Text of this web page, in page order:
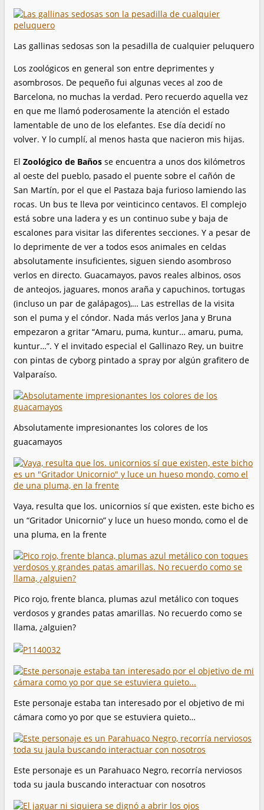
Las gallinas sedosas son la pesadilla de cualquier peluquero
Los zoológicos en general son entre deprimentes y
asombrosos. De pequeño fui algunas veces al zoo de
Barcelona, no muchas la verdad. Pero recuerdo aquella vez
en que me llamó poderosamente la atención el estado
lamentable de uno de los elefantes. Ese día decidí no
volver. Y lo cumplí, al menos hasta que nacieron mis hijas.
El Zoológico de Baños se encuentra a unos dos kilómetros
al oeste del pueblo, pasado el puente sobre el cañón de
San Martín, por el que el Pastaza baja furioso lamiendo las
rocas. Un bus te lleva por veinticinco centavos. El complejo
está sobre una ladera y es un continuo sube y baja de
escalones para visitar las diferentes secciones. Y a pesar de
lo deprimente de ver a todos esos animales en celdas
absolutamente insuficientes, siguen siendo asombroso
verlos en directo. Guacamayos, pavos reales albinos, osos
de anteojos, jaguares, monos araña y capuchinos, tortugas
(incluso un par de galápagos),… Las estrellas de la visita
son el puma y el cóndor. Nada más verlos Jana y Bruna
empezaron a gritar “Amaru, puma, kuntur… amaru, puma,
kuntur…”. Y el invitado especial el Gallinazo Rey, un buitre
con pintas de cyborg pintado a spray por algún grafitero de
Valparaíso.
Absolutamente impresionantes los colores de los
guacamayos
Vaya, resulta que los. unicornios sí que existen, este bicho es
un “Gritador Unicornio” y luce un hueso mondo, como el de
una pluma, en la frente
Pico rojo, frente blanca, plumas azul metálico con toques
verdosos y grandes patas amarillas. No recuerdo como se
llama, ¿alguien?
Este personaje estaba tan interesado por el objetivo de mi
cámara como yo por que se estuviera quieto…
Este personaje es un Parahuaco Negro, recorría nerviosos
toda su jaula buscando interactuar con nosotros